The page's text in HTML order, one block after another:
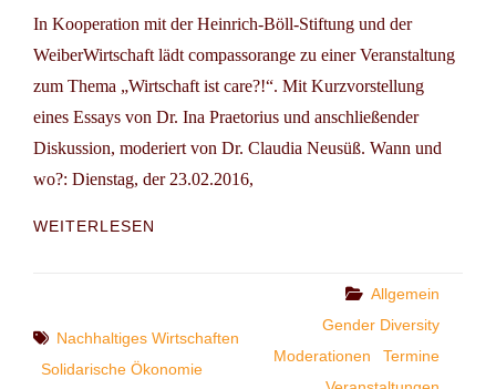
In Kooperation mit der Heinrich-Böll-Stiftung und der
WeiberWirtschaft lädt compassorange zu einer Veranstaltung
zum Thema „Wirtschaft ist care?!“. Mit Kurzvorstellung
eines Essays von Dr. Ina Praetorius und anschließender
Diskussion, moderiert von Dr. Claudia Neusüß. Wann und
wo?: Dienstag, der 23.02.2016,
WEITERLESEN
Tags
Nachhaltiges Wirtschaften
Solidarische Ökonomie
Categories
Allgemein
Gender Diversity
Moderationen
Termine